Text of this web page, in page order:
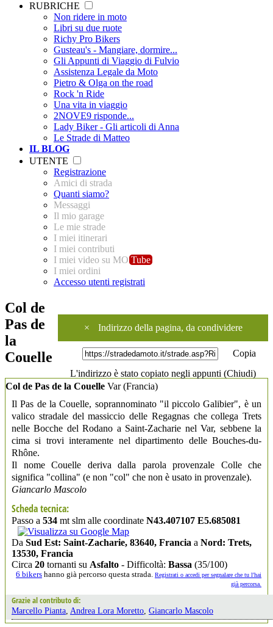
RUBRICHE
Non ridere in moto
Libri su due ruote
Richy Pro Bikers
Gusteau's - Mangiare, dormire...
Gli Appunti di Viaggio di Fulvio
Assistenza Legale da Moto
Pietro & Olga on the road
Rock 'n Ride
Una vita in viaggio
2NOVE9 risponde...
Lady Biker - Gli articoli di Anna
Le Strade di Matteo
IL BLOG
UTENTE
Registrazione
Amici di strada
Quanti siamo?
Messaggi
Il mio garage
Le mie strade
I miei itinerari
I miei contributi
I miei video su MO Tube
I miei ordini
Accesso utenti registrati
× Indirizzo della pagina, da condividere
Copia
L'indirizzo è stato copiato negli appunti (Chiudi)
Col de
Pas de
la
Couelle
Col de Pas de la Couelle Var(Francia)
Il Pas de la Couelle, soprannominato "il piccolo Galibier", è un
valico stradale del massiccio delle Regagnas che collega Trets
nelle Bocche del Rodano a Saint-Zacharie nel Var, sebbene la
cima si trovi interamente nel dipartimento delle Bouches-du-
Rhône.
Il nome Couelle deriva dalla parola provenzale Colle che
significa "collina" (e non "col" che non è usato in provenzale).
Giancarlo Mascolo
Scheda tecnica:
Passo a 534 mt slm alle coordinate N43.407107 E5.685081
Da Sud Est: Saint-Zacharie, 83640, Francia a Nord: Trets,
13530, Francia
Circa 20 tornanti su Asfalto - Difficoltà: Bassa (35/100)
6 bikers hanno già percorso questa strada. Registrati o accedi per segnalare che tu l'hai
già percorsa.
Grazie al contributo di:
Marcello Pianta Andrea Lora Moretto Giancarlo Mascolo